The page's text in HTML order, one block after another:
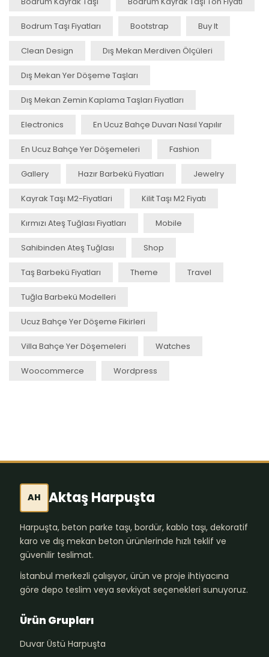
Bodrum Taşı Fiyatları Bootstrap Buy It
Clean Design Dış Mekan Merdiven Ölçüleri
Dış Mekan Yer Döşeme Taşları
Dış Mekan Zemin Kaplama Taşları Fiyatları
Electronics En Ucuz Bahçe Duvarı Nasıl Yapılır
En Ucuz Bahçe Yer Döşemeleri Fashion
Gallery Hazır Barbekü Fiyatları Jewelry
Kayrak Taşı M2-Fiyatlari Kilit Taşı M2 Fiyatı
Kırmızı Ateş Tuğlası Fiyatları Mobile
Sahibinden Ateş Tuğlası Shop
Taş Barbekü Fiyatları Theme Travel
Tuğla Barbekü Modelleri
Ucuz Bahçe Yer Döşeme Fikirleri
Villa Bahçe Yer Döşemeleri Watches
Woocommerce Wordpress
AH Aktaş Harpuşta
Harpuşta, beton parke taşı, bordür, kablo taşı, dekoratif
karo ve dış mekan beton ürünlerinde hızlı teklif ve
güvenilir teslimat.
İstanbul merkezli çalışıyor, ürün ve proje ihtiyacına
göre depo teslim veya sevkiyat seçenekleri sunuyoruz.
Ürün Grupları
Duvar Üstü Harpuşta